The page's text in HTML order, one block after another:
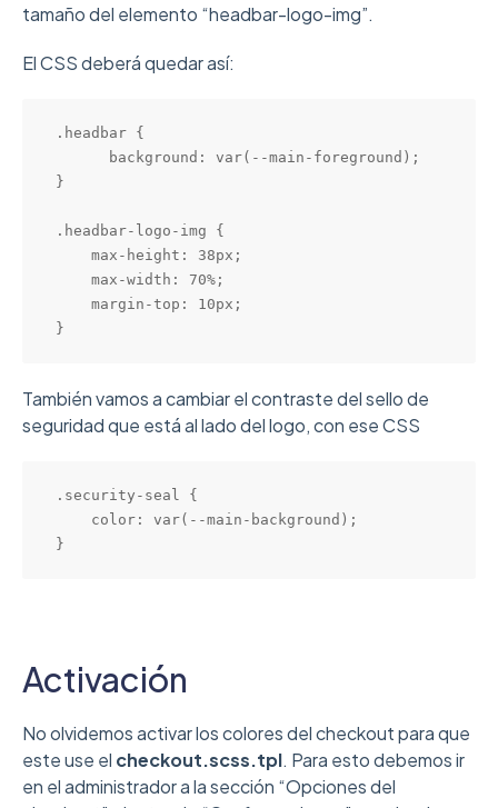
tamaño del elemento “headbar-logo-img”.
El CSS deberá quedar así:
.headbar {
      background: var(--main-foreground);
}
.headbar-logo-img {
    max-height: 38px;
    max-width: 70%;
    margin-top: 10px;
}
También vamos a cambiar el contraste del sello de
seguridad que está al lado del logo, con ese CSS
.security-seal {
    color: var(--main-background);
}
Activación
No olvidemos activar los colores del checkout para que
este use el checkout.scss.tpl. Para esto debemos ir
en el administrador a la sección “Opciones del